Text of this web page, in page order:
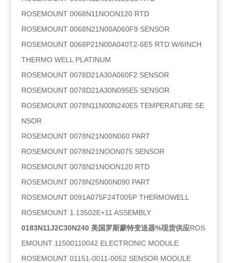
ROSEMOUNT 0068N11NOON120 RTD
ROSEMOUNT 0068N21N00A060F9 SENSOR
ROSEMOUNT 0068P21N00A040T2-6E5 RTD W/6INCH
THERMO WELL PLATINUM
ROSEMOUNT 0078D21A30A060F2 SENSOR
ROSEMOUNT 0078D21A30N095E5 SENSOR
ROSEMOUNT 0078N11N00N240E5 TEMPERATURE SE
NSOR
ROSEMOUNT 0078N21N00N060 PART
ROSEMOUNT 0078N21NOON075 SENSOR
ROSEMOUNT 0078N21NOON120 RTD
ROSEMOUNT 0078N25N00N090 PART
ROSEMOUNT 0091A075F24T005P THERMOWELL
ROSEMOUNT 1.13502E+11 ASSEMBLY
0183N11J2C30N240 美国罗斯蒙特变送器%现货供应ROS
EMOUNT 11500110042 ELECTRONIC MODULE
ROSEMOUNT 01151-0011-0052 SENSOR MODULE